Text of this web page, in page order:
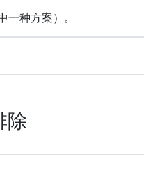
种方案）。
除